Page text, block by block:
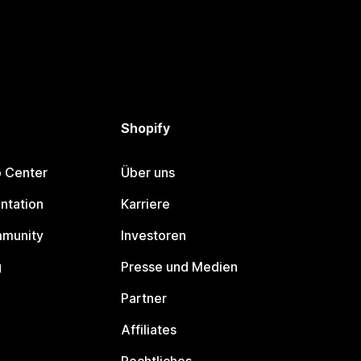
Center
Shopify
Über uns
Karriere
Investoren
Presse und Medien
Partner
Affiliates